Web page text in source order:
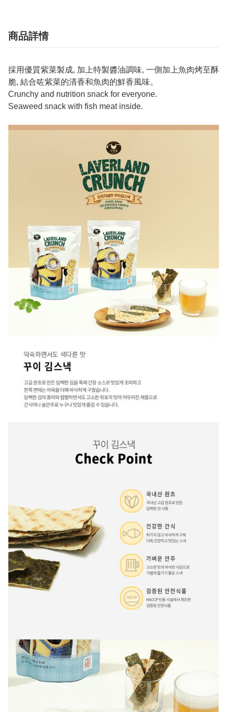
商品詳情
採用優質紫菜製成, 加上特製醬油調味, 一側加上魚肉烤至酥
脆, 結合咗紫菜的清香和魚肉的鮮香風味。
Crunchy and nutrition snack for everyone.
Seaweed snack with fish meat inside.